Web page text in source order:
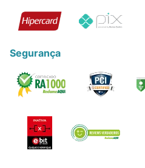
Segurança